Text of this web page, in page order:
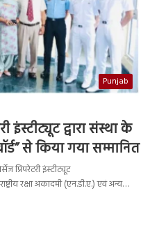
Punjab
इंस्टीट्यूट द्वारा संस्था के
से किया गया सम्मानित
प्रिपरेटरी इंस्टीट्यूट
रक्षा अकादमी (एन.डी.ए.) एवं अन्य…